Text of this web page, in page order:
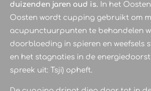
duizenden jaren oud is. In het
Oosten wordt cupping gebruikt om
acupunctuurpunten te behandelen
doorbloeding in spieren en weefsels
en het stagnaties in de
spreek uit: Tsji) opheft.